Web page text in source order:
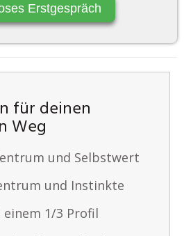
Erstgespräch
für deinen
Weg
und Selbstwert
und Instinkte
1/3 Profil